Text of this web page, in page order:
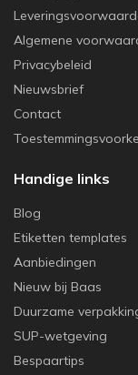
Algemene
Privacybeleid
Nieuwsbrief
Contact
Handige links
Blog
Etiketten templates
Aanbiedingen
Nieuw bij Baas
Duurzame
SUP-wetgeving
Bespaartips